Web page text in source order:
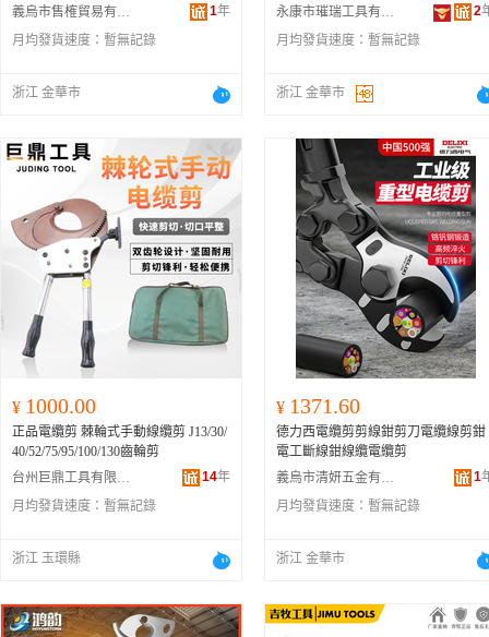
刀-D-300小型電纜剪刀、D-500小型電
纜剪刀(手柄可伸縮)-D-500小型電纜剪
刀(手柄可伸縮)-D-500小型電纜剪刀(
義烏市售榷貿易有限公司
1年
月均發貨速度： 暫無記錄
浙江 金華市
永康市璀瑞工具有限公司
2
月均發貨速度： 暫無記錄
浙江 金華市
¥ 1000.00
正品電纜剪 棘輪式手動線纜剪 J13/30/
40/52/75/95/100/130齒輪剪
台州巨鼎工具有限公司
14年
月均發貨速度： 暫無記錄
浙江 玉環縣
¥ 1371.60
德力西電纜剪剪線鉗剪刀電纜線剪鉗
電工斷線鉗線纜電纜剪
義烏市清妍五金有限公司
1
月均發貨速度： 暫無記錄
浙江 金華市